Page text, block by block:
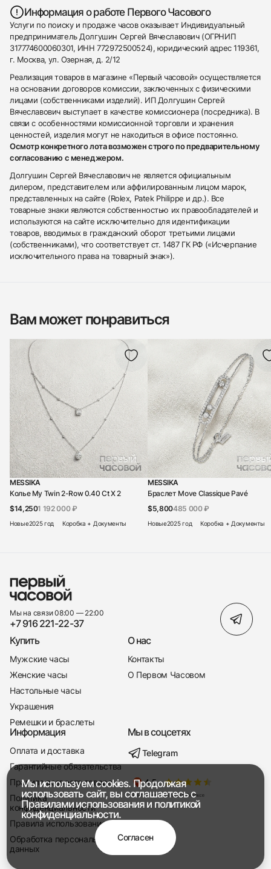
+7 916 221-22-37
Мы насвязи 08:00 — 19:00
Информация о работе Первого Часового
Услуги по поиску и продаже часов оказывает Индивидуальный
предприниматель Долгушин Сергей Вячеславович (ОГРНИП
317774600060301, ИНН 772972500524), юридический адрес 119361,
г. Москва, ул. Озерная, д. 2/12
Реализация товаров в магазине «Первый часовой» осуществляется
на основании договоров комиссии, заключенных с физическими
лицами (собственниками изделий). ИП Долгушин Сергей
Вячеславович выступает в качестве комиссионера (посредника). В
связи с особенностями комиссионной торговли и хранения
ценностей, изделия могут не находиться в офисе постоянно.
Осмотр конкретного лота возможен строго по предварительному
согласованию с менеджером.
Долгушин Сергей Вячеславович не является официальным
дилером, представителем или аффилированным лицом марок,
представленных на сайте (Rolex, Patek Philippe и др.). Все
товарные знаки являются собственностью их правообладателей и
используются на сайте исключительно для идентификации
товаров, вводимых в гражданский оборот третьими лицами
(собственниками), что соответствует ст. 1487 ГК РФ («Исчерпание
исключительного права на товарный знак»).
Вам может понравиться
MESSIKA
Колье My Twin 2-Row 0.40 Ct X 2
$14,2501 192 000 ₽
Новые2025 год Коробка + Документы
MESSIKA
Браслет Move Classique Pavé
$5,800485 000 ₽
Новые2025 год Коробка + Документы
Мы на связи 08:00 — 22:00
+7 916 221-22-37
Купить
Мужские часы
Женские часы
Настольные часы
Украшения
Ремешки и браслеты
О нас
Контакты
О Первом Часовом
Информация
Оплата и доставка
Гарантийные обязательства
Правила возврата товара
Политика
конфиденциальности
Правила использования
Обработка персональных
данных
Мы в соцсетях
Telegram
Мы используем cookies. Продолжая
использовать сайт, вы соглашаетесь с
Правилами использованияи политикой
конфиденциальности.
Согласен